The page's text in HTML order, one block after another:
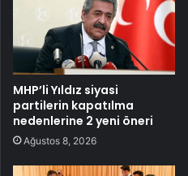
MHP’li Yıldız siyasi
partilerin kapatılma
nedenlerine 2 yeni öneri
Ağustos 8, 2026